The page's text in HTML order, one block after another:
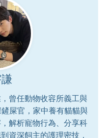
曾任動物收容所義工與
屎官，家中養有貓貓與
解析寵物行為、分享科
資深飼主的護理密技，